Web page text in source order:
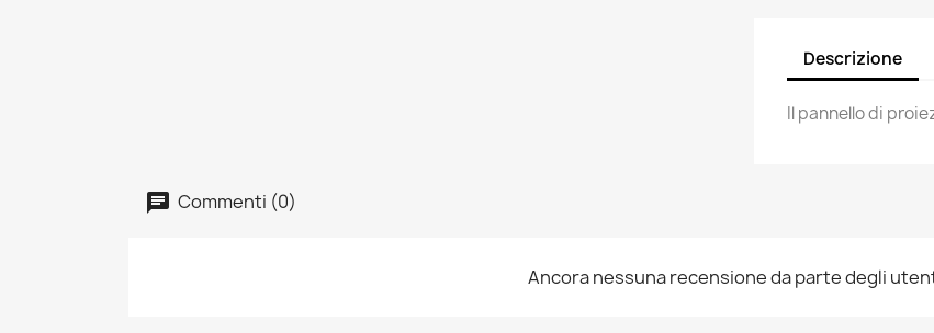
Descrizione
Il pannello di
Commenti (0)
Ancora nessuna recensione da parte degli